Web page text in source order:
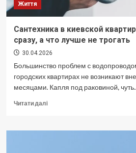
Життя
Сантехника в киевской
сразу, а что лучше не трогать
30.04.2026
Большинство проблем с
городских квартирах не возникают
месяцами. Капля под раковиной,
Читати даліДокладніше
в